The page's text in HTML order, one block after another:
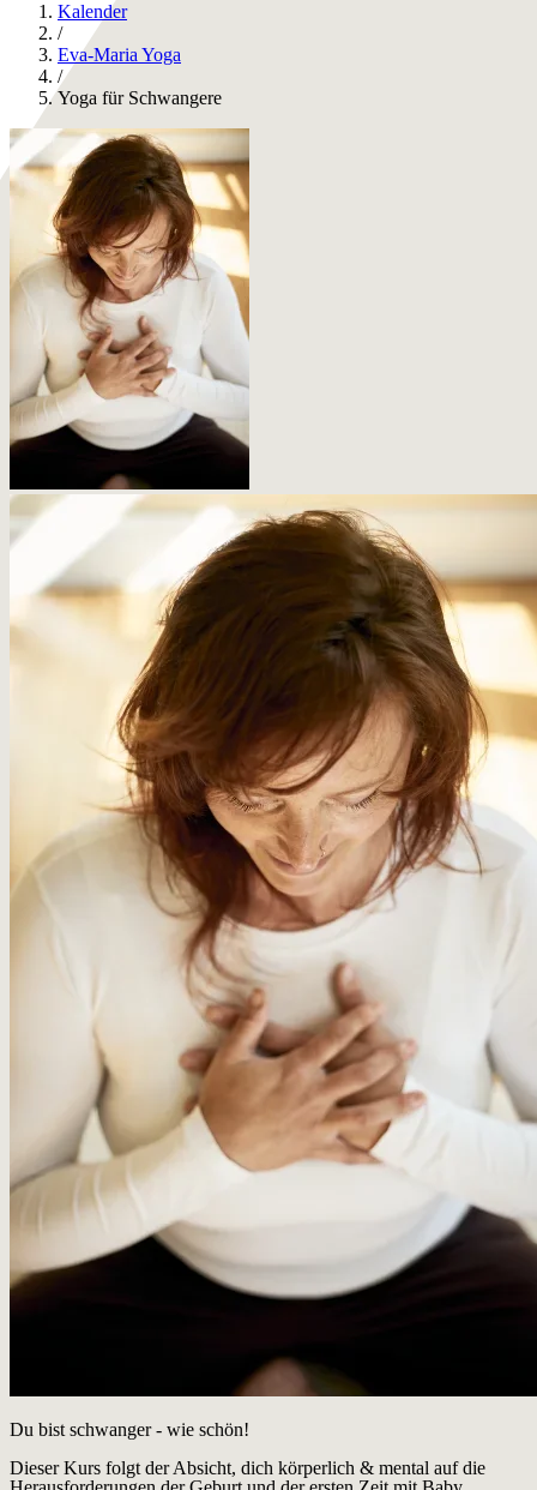
Kalender
/
Eva-Maria Yoga
/
Yoga für Schwangere
Du bist schwanger - wie schön!
Dieser Kurs folgt der Absicht, dich körperlich & mental auf die